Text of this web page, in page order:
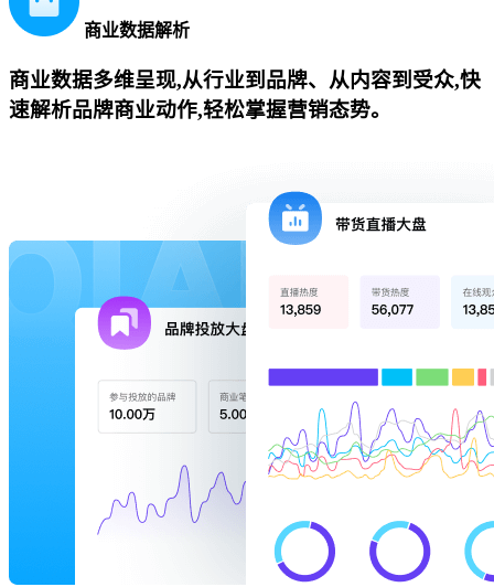
商业数据解析
商业数据多维呈现,从行业到品牌、从内容到受众,快
速解析品牌商业动作,轻松掌握营销态势。